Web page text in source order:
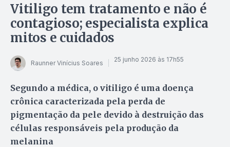
Vitiligo tem tratamento e não é
contagioso; especialista explica
mitos e cuidados
Raunner Vinícius Soares 25 junho 2026 às 17h55
Segundo a médica, o vitiligo é uma doença
crônica caracterizada pela perda de
pigmentação da pele devido à destruição das
células responsáveis pela produção da
melanina